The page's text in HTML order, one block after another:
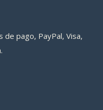
pago, PayPal, Visa,